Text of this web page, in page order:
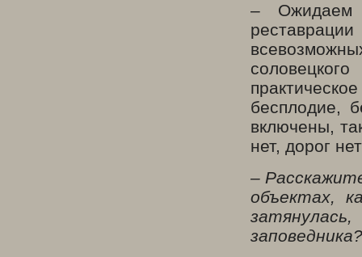
– Ожидаем
бесплодие,
включены,
нет, дорог
–
объектах,
заповедника?